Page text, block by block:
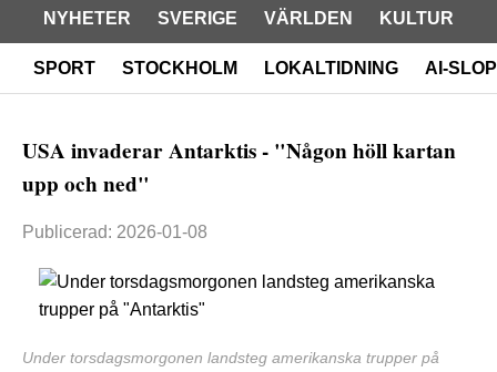
NYHETER SVERIGE VÄRLDEN KULTUR
SPORT STOCKHOLM LOKALTIDNING AI-SLOP
USA invaderar Antarktis - "Någon höll kartan
upp och ned"
Publicerad: 2026-01-08
Under torsdagsmorgonen landsteg amerikanska trupper på